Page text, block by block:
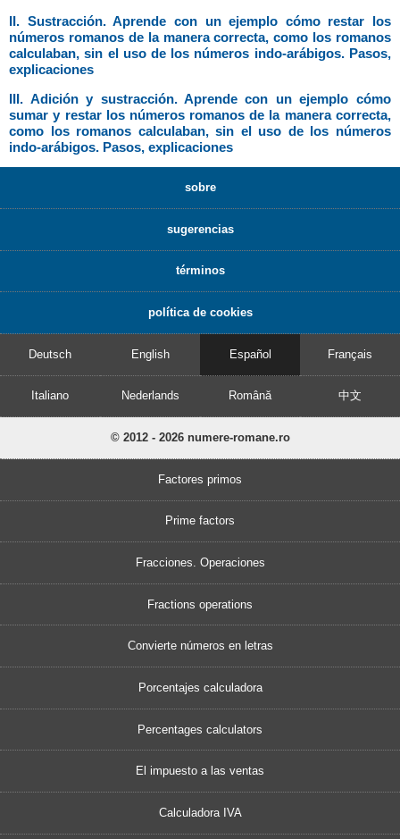
II. Sustracción. Aprende con un ejemplo cómo restar los
números romanos de la manera correcta, como los romanos
calculaban, sin el uso de los números indo-arábigos. Pasos,
explicaciones
III. Adición y sustracción. Aprende con un ejemplo cómo
sumar y restar los números romanos de la manera correcta,
como los romanos calculaban, sin el uso de los números
indo-arábigos. Pasos, explicaciones
sobre
sugerencias
términos
política de cookies
Deutsch English Español Français
Italiano Nederlands Română 中文
© 2012 - 2026 numere-romane.ro
Factores primos
Prime factors
Fracciones. Operaciones
Fractions operations
Convierte números en letras
Porcentajes calculadora
Percentages calculators
El impuesto a las ventas
Calculadora IVA